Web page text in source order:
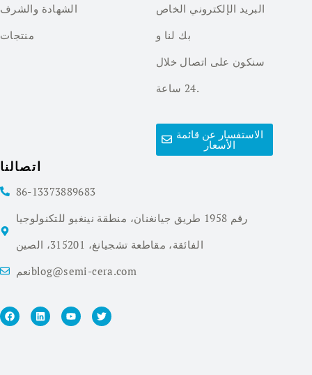
الشهادة والشرف
منتجات
البريد الإلكتروني الخاص
بك لنا و
سنكون على اتصال خلال
24 ساعة.
الاستفسار عن قائمة
الأسعار
اتصالنا
86-13373889683
رقم 1958 طريق جيانغنان، منطقة نينغبو للتكنولوجيا
الفائقة، مقاطعة تشجيانغ، 315201، الصين
نعمblog@semi-cera.com